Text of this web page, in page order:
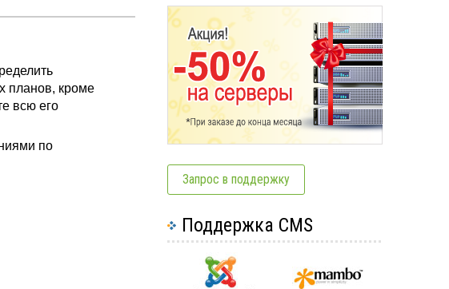
планов, кроме
всю его
по
Запрос в поддержку
Поддержка CMS